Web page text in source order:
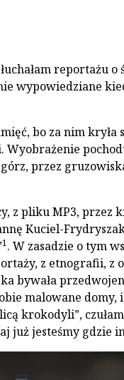
reportażu
wypowiedziane
bo za nim
Wyobrażenie
przez
z pliku MP3, przez
Kuciel-
1. W zasadzie o tym
z etnografii, z
bywała
malowane
krokodyli”,
już jesteśmy gdzie